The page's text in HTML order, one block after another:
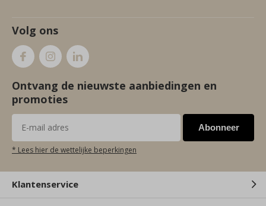
Volg ons
Ontvang de nieuwste aanbiedingen en
promoties
Abonneer
* Lees hier de wettelijke beperkingen
Klantenservice